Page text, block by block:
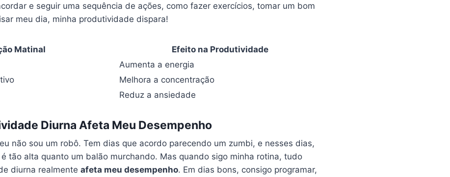
e seguir uma sequência de ações, como fazer exercícios, tomar um bom
meu dia, minha produtividade dispara!
Matinal
Efeito na Produtividade
Aumenta a energia
Melhora a concentração
Reduz a ansiedade
Diurna Afeta Meu Desempenho
não sou um robô. Tem dias que acordo parecendo um zumbi, e nesses dias,
tão alta quanto um balão murchando. Mas quando sigo minha rotina, tudo
diurna realmenteafeta meu desempenho. Em dias bons, consigo programar,